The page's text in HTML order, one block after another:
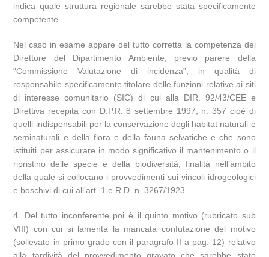
indica quale struttura regionale sarebbe stata specificamente
competente.
Nel caso in esame appare del tutto corretta la competenza del
Direttore del Dipartimento Ambiente, previo parere della
“Commissione Valutazione di incidenza”, in qualità di
responsabile specificamente titolare delle funzioni relative ai siti
di interesse comunitario (SIC) di cui alla DIR. 92/43/CEE e
Direttiva recepita con D.P.R. 8 settembre 1997, n. 357 cioè di
quelli indispensabili per la conservazione degli habitat naturali e
seminaturali e della flora e della fauna selvatiche e che sono
istituiti per assicurare in modo significativo il mantenimento o il
ripristino delle specie e della biodiversità, finalità nell’ambito
della quale si collocano i provvedimenti sui vincoli idrogeologici
e boschivi di cui all’art. 1 e R.D. n. 3267/1923.
4. Del tutto inconferente poi è il quinto motivo (rubricato sub
VIII) con cui si lamenta la mancata confutazione del motivo
(sollevato in primo grado con il paragrafo II a pag. 12) relativo